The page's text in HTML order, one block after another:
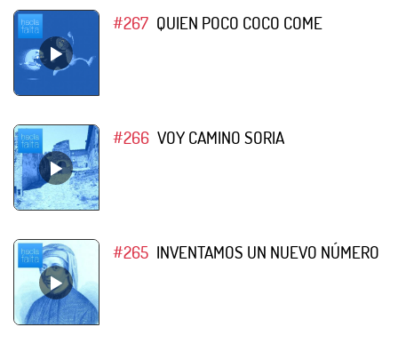
#267 QUIEN POCO COCO COME
#266 VOY CAMINO SORIA
#265 INVENTAMOS UN NUEVO NÚMERO